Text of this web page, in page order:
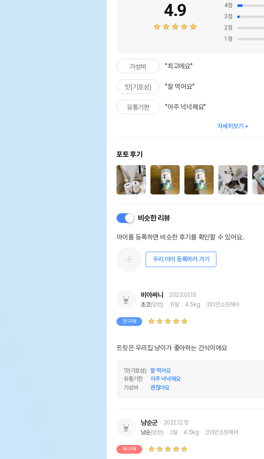
4.9
4점
3점
2점
1 점
가성비 "최고에요"
맛(기호성) "잘 먹어요"
유통기한 "아주 넉넉해요"
자세히보기
포토 후기
비슷한 리뷰
아이를 등록하면 비슷한 후기를 확인할 수 있어요.
우리 아이 등록하러 가기
비아써니
2023.01.15
초코(암컷) 11살 4.5kg 코리안쇼트헤어
첫구매
트릿은 우리집 냥이가 좋아하는 간식이에요
맛(기호성)
잘 먹어요
유통기한
아주 넉넉해요
가성비
괜찮아요
냥순군
2022.12.12
냥순(암컷) 2살 4.5kg 코리안쇼트헤어
재구매